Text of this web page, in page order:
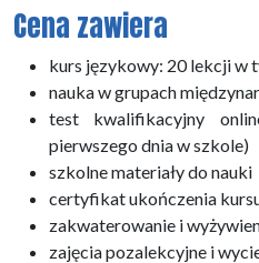
Cena zawiera
kurs językowy: 20 lekcji w
nauka w grupach
test kwalifikacyjny
pierwszego dnia w szkole)
szkolne materiały do nauki
certyfikat ukończenia
zakwaterowanie i
zajęcia pozalekcyjne i